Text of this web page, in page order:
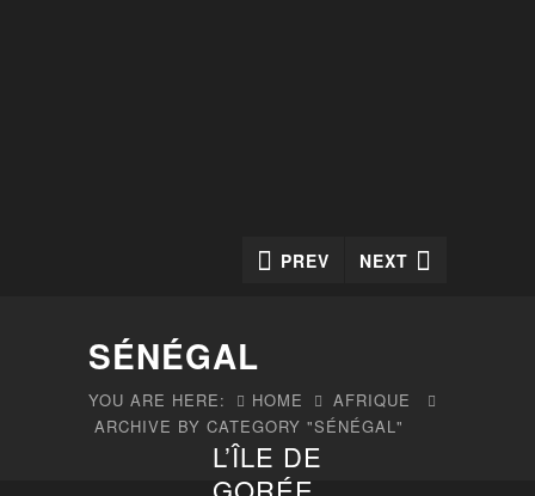
SÉNÉGAL
YOU ARE HERE: HOME
AFRIQUE
ARCHIVE BY CATEGORY "SÉNÉGAL"
PREV NEXT
L’ÎLE DE